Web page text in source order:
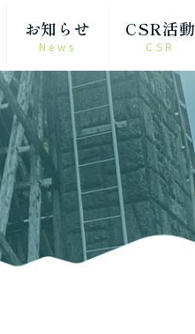
お知らせ
News
CSR活動
CSR